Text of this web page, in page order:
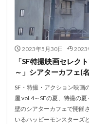
2023年5月30日 2023
「SF特撮映画セレク
～」シアターカフェ(
SF・特撮・アクション映
屋 vol.4～SFの夏、特撮の
壁のシアターカフェで開催
いるハッピーモンスターズ